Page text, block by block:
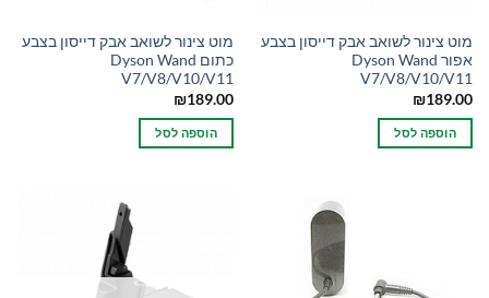
מוט צינור לשואב אבק דייסון בצבע
אפור Dyson Wand
V7/V8/V10/V11
₪189.00
הוספה לסל
מוט צינור לשואב אבק דייסון בצבע
כתום Dyson Wand
V7/V8/V10/V11
₪189.00
הוספה לסל